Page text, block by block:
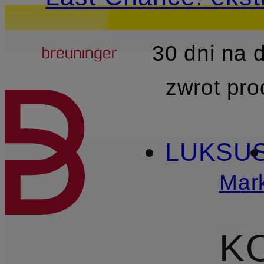
PRZEJDŹ DO GŁÓWNEJ
Breuninger
30 dni na
zwrot